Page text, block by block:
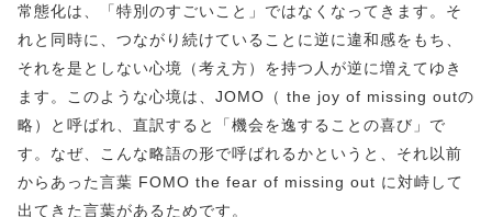
常態化は、「特別のすごいこと」ではなくなってきます。そ
れと同時に、つながり続けていることに逆に違和感をもち、
それを是としない心境（考え方）を持つ人が逆に増えてゆき
ます。このような心境は、JOMO（ the joy of missing outの
略）と呼ばれ、直訳すると「機会を逸することの喜び」で
す。なぜ、こんな略語の形で呼ばれるかというと、それ以前
からあった言葉 FOMO the fear of missing out に対峙して
出てきた言葉があるためです。